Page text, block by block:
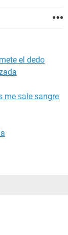
el vientre
ayuda.
el dedo
me sale sangre